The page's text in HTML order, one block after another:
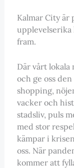
Kalmar City är
upplevelserika
fram.
Där vårt
och ge oss
shopping,
vacker och
stadsliv, puls
med stor
kämpar i
oss. När
kommer att